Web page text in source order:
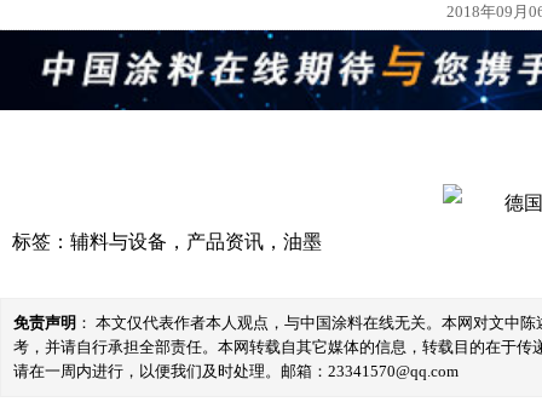
2018年09
标签： 辅料与设备 ， 产品资讯 ， 油墨
免责声明 ： 本文仅代表作者本人观点，与中国涂料在线无关。本网对文中
考，并请自行承担全部责任。本网转载自其它媒体的信息，转载目的在于
请在一周内进行，以便我们及时处理。邮箱：23341570@qq.com